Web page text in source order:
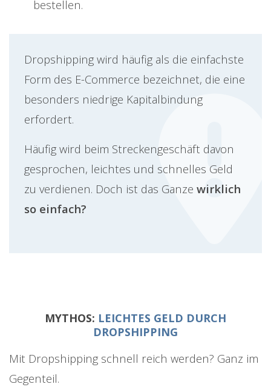
bestellen.
Dropshipping wird häufig als die einfachste
Form des E-Commerce bezeichnet, die eine
besonders niedrige Kapitalbindung
erfordert.
Häufig wird beim Streckengeschäft davon
gesprochen, leichtes und schnelles Geld
zu verdienen. Doch ist das Ganze wirklich
so einfach?
MYTHOS: LEICHTES GELD DURCH
DROPSHIPPING
Mit Dropshipping schnell reich werden? Ganz im
Gegenteil.